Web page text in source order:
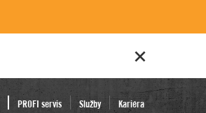
PROFI servis Služby Kariéra